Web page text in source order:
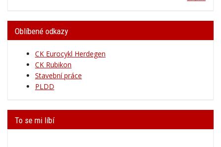
Oblíbené odkazy
CK Eurocykl Herdegen
CK Rubikon
Stavební práce
PLDD
To se mi líbí